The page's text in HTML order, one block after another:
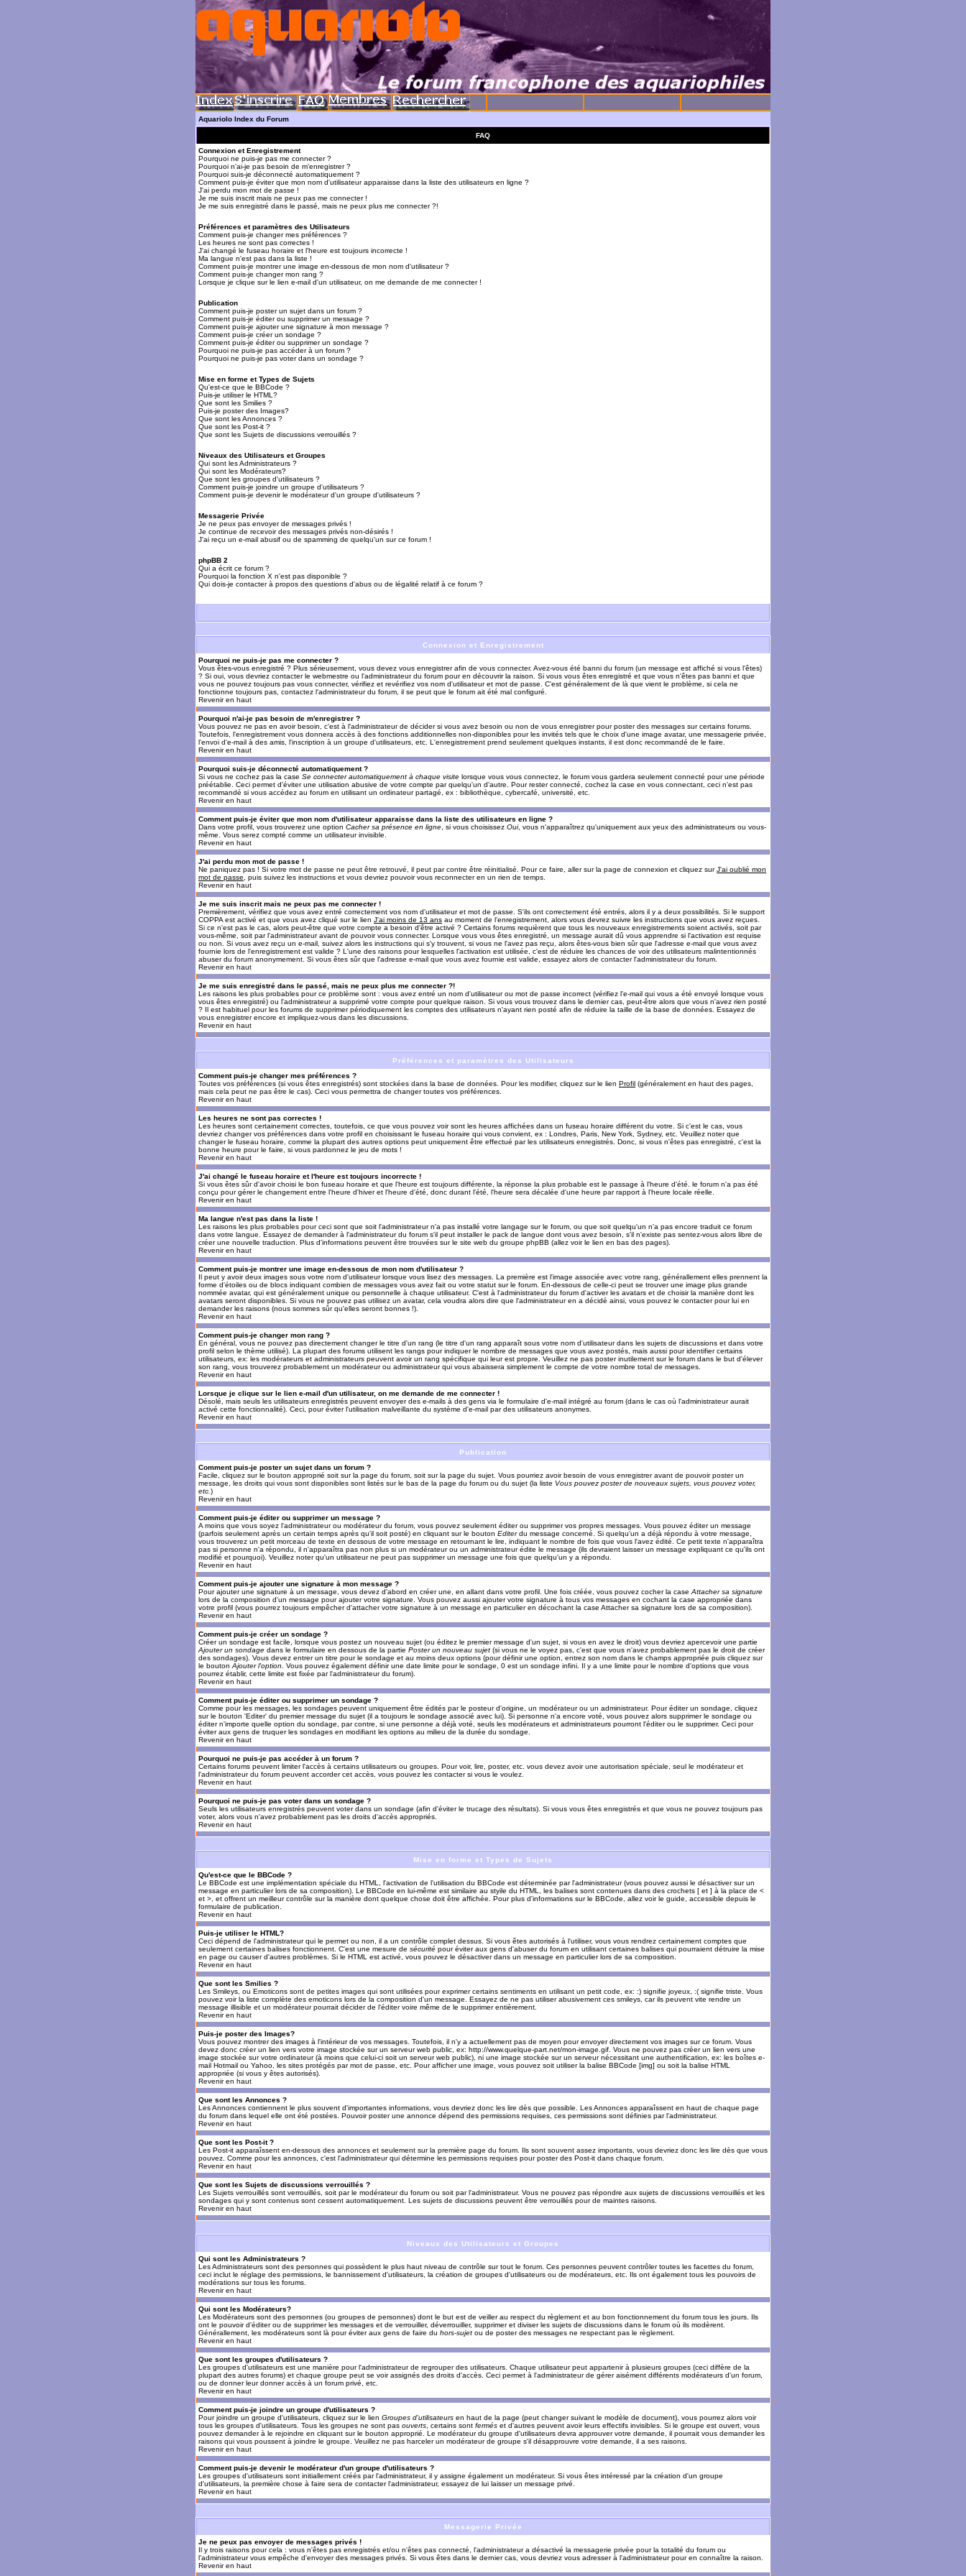
Aquariolo Index du Forum
FAQ
Connexion et Enregistrement
Pourquoi ne puis-je pas me connecter ?
Pourquoi n'ai-je pas besoin de m'enregistrer ?
Pourquoi suis-je déconnecté automatiquement ?
Comment puis-je éviter que mon nom d'utilisateur apparaisse dans la liste des utilisateurs en ligne ?
J'ai perdu mon mot de passe !
Je me suis inscrit mais ne peux pas me connecter !
Je me suis enregistré dans le passé, mais ne peux plus me connecter ?!
Préférences et paramètres des Utilisateurs
Comment puis-je changer mes préférences ?
Les heures ne sont pas correctes !
J'ai changé le fuseau horaire et l'heure est toujours incorrecte !
Ma langue n'est pas dans la liste !
Comment puis-je montrer une image en-dessous de mon nom d'utilisateur ?
Comment puis-je changer mon rang ?
Lorsque je clique sur le lien e-mail d'un utilisateur, on me demande de me connecter !
Publication
Comment puis-je poster un sujet dans un forum ?
Comment puis-je éditer ou supprimer un message ?
Comment puis-je ajouter une signature à mon message ?
Comment puis-je créer un sondage ?
Comment puis-je éditer ou supprimer un sondage ?
Pourquoi ne puis-je pas accéder à un forum ?
Pourquoi ne puis-je pas voter dans un sondage ?
Mise en forme et Types de Sujets
Qu'est-ce que le BBCode ?
Puis-je utiliser le HTML?
Que sont les Smilies ?
Puis-je poster des Images?
Que sont les Annonces ?
Que sont les Post-it ?
Que sont les Sujets de discussions verrouillés ?
Niveaux des Utilisateurs et Groupes
Qui sont les Administrateurs ?
Qui sont les Modérateurs?
Que sont les groupes d'utilisateurs ?
Comment puis-je joindre un groupe d'utilisateurs ?
Comment puis-je devenir le modérateur d'un groupe d'utilisateurs ?
Messagerie Privée
Je ne peux pas envoyer de messages privés !
Je continue de recevoir des messages privés non-désirés !
J'ai reçu un e-mail abusif ou de spamming de quelqu'un sur ce forum !
phpBB 2
Qui a écrit ce forum ?
Pourquoi la fonction X n'est pas disponible ?
Qui dois-je contacter à propos des questions d'abus ou de légalité relatif à ce forum ?
Connexion et Enregistrement
Pourquoi ne puis-je pas me connecter ?
Vous êtes-vous enregistré ? Plus sérieusement, vous devez vous enregistrer afin de vous connecter. Avez-vous été banni du forum (un message est affiché si vous l'êtes)
? Si oui, vous devriez contacter le webmestre ou l'administrateur du forum pour en découvrir la raison. Si vous vous êtes enregistré et que vous n'êtes pas banni et que
vous ne pouvez toujours pas vous connecter, vérifiez et revérifiez vos nom d'utilisateur et mot de passe. C'est généralement de là que vient le problème, si cela ne
fonctionne toujours pas, contactez l'administrateur du forum, il se peut que le forum ait été mal configuré.
Revenir en haut
Pourquoi n'ai-je pas besoin de m'enregistrer ?
Vous pouvez ne pas en avoir besoin, c'est à l'administrateur de décider si vous avez besoin ou non de vous enregistrer pour poster des messages sur certains forums.
Toutefois, l'enregistrement vous donnera accès à des fonctions additionnelles non-disponibles pour les invités tels que le choix d'une image avatar, une messagerie privée,
l'envoi d'e-mail à des amis, l'inscription à un groupe d'utilisateurs, etc. L'enregistrement prend seulement quelques instants, il est donc recommandé de le faire.
Revenir en haut
Pourquoi suis-je déconnecté automatiquement ?
Si vous ne cochez pas la case Se connecter automatiquement à chaque visite lorsque vous vous connectez, le forum vous gardera seulement connecté pour une période
préétablie. Ceci permet d'éviter une utilisation abusive de votre compte par quelqu'un d'autre. Pour rester connecté, cochez la case en vous connectant, ceci n'est pas
recommandé si vous accédez au forum en utilisant un ordinateur partagé, ex : bibliothèque, cybercafé, université, etc.
Revenir en haut
Comment puis-je éviter que mon nom d'utilisateur apparaisse dans la liste des utilisateurs en ligne ?
Dans votre profil, vous trouverez une option Cacher sa présence en ligne , si vous choisissez Oui, vous n'apparaîtrez qu'uniquement aux yeux des administrateurs ou vous-
même. Vous serez compté comme un utilisateur invisible.
Revenir en haut
J'ai perdu mon mot de passe !
Ne paniquez pas ! Si votre mot de passe ne peut être retrouvé, il peut par contre être réinitialisé. Pour ce faire, aller sur la page de connexion et cliquez surJ'ai oublié mon
mot de passe , puis suivez les instructions et vous devriez pouvoir vous reconnecter en un rien de temps.
Revenir en haut
Je me suis inscrit mais ne peux pas me connecter !
Premièrement, vérifiez que vous avez entré correctement vos nom d'utilisateur et mot de passe. S'ils ont correctement été entrés, alors il y a deux possibilités. Si le support
COPPA est activé et que vous avez cliqué sur le lien J'ai moins de 13 ans au moment de l'enregistrement, alors vous devrez suivre les instructions que vous avez reçues.
Si ce n'est pas le cas, alors peut-être que votre compte a besoin d'être activé ? Certains forums requièrent que tous les nouveaux enregistrements soient activés, soit par
vous-même, soit par l'administrateur avant de pouvoir vous connecter. Lorsque vous vous êtes enregistré, un message aurait dû vous apprendre si l'activation est requise
ou non. Si vous avez reçu un e-mail, suivez alors les instructions qui s'y trouvent, si vous ne l'avez pas reçu, alors êtes-vous bien sûr que l'adresse e-mail que vous avez
fournie lors de l'enregistrement est valide ? L'une des raisons pour lesquelles l'activation est utilisée, c'est de réduire les chances de voir des utilisateurs malintentionnés
abuser du forum anonymement. Si vous êtes sûr que l'adresse e-mail que vous avez fournie est valide, essayez alors de contacter l'administrateur du forum.
Revenir en haut
Je me suis enregistré dans le passé, mais ne peux plus me connecter ?!
Les raisons les plus probables pour ce problème sont : vous avez entré un nom d'utilisateur ou mot de passe incorrect (vérifiez l'e-mail qui vous a été envoyé lorsque vous
vous êtes enregistré) ou l'administrateur a supprimé votre compte pour quelque raison. Si vous vous trouvez dans le dernier cas, peut-être alors que vous n'avez rien posté
? Il est habituel pour les forums de supprimer périodiquement les comptes des utilisateurs n'ayant rien posté afin de réduire la taille de la base de données. Essayez de
vous enregistrer encore et impliquez-vous dans les discussions.
Revenir en haut
Préférences et paramètres des Utilisateurs
Comment puis-je changer mes préférences ?
Toutes vos préférences (si vous êtes enregistrés) sont stockées dans la base de données. Pour les modifier, cliquez sur le lien Profil (généralement en haut des pages,
mais cela peut ne pas être le cas). Ceci vous permettra de changer toutes vos préférences.
Revenir en haut
Les heures ne sont pas correctes !
Les heures sont certainement correctes, toutefois, ce que vous pouvez voir sont les heures affichées dans un fuseau horaire différent du votre. Si c'est le cas, vous
devriez changer vos préférences dans votre profil en choisissant le fuseau horaire qui vous convient, ex : Londres, Paris, New York, Sydney, etc. Veuillez noter que
changer le fuseau horaire, comme la plupart des autres options peut uniquement être effectué par les utilisateurs enregistrés. Donc, si vous n'êtes pas enregistré, c'est la
bonne heure pour le faire, si vous pardonnez le jeu de mots !
Revenir en haut
J'ai changé le fuseau horaire et l'heure est toujours incorrecte !
Si vous êtes sûr d'avoir choisi le bon fuseau horaire et que l'heure est toujours différente, la réponse la plus probable est le passage à l'heure d'été. le forum n'a pas été
conçu pour gérer le changement entre l'heure d'hiver et l'heure d'été, donc durant l'été, l'heure sera décalée d'une heure par rapport à l'heure locale réelle.
Revenir en haut
Ma langue n'est pas dans la liste !
Les raisons les plus probables pour ceci sont que soit l'administrateur n'a pas installé votre langage sur le forum, ou que soit quelqu'un n'a pas encore traduit ce forum
dans votre langue. Essayez de demander à l'administrateur du forum s'il peut installer le pack de langue dont vous avez besoin, s'il n'existe pas sentez-vous alors libre de
créer une nouvelle traduction. Plus d'informations peuvent être trouvées sur le site web du groupe phpBB (allez voir le lien en bas des pages).
Revenir en haut
Comment puis-je montrer une image en-dessous de mon nom d'utilisateur ?
Il peut y avoir deux images sous votre nom d'utilisateur lorsque vous lisez des messages. La première est l'image associée avec votre rang, générallement elles prennent la
forme d'étoiles ou de blocs indiquant combien de messages vous avez fait ou votre statut sur le forum. En-dessous de celle-ci peut se trouver une image plus grande
nommée avatar, qui est généralement unique ou personnelle à chaque utilisateur. C'est à l'administrateur du forum d'activer les avatars et de choisir la manière dont les
avatars seront disponibles. Si vous ne pouvez pas utilisez un avatar, cela voudra alors dire que l'administrateur en a décidé ainsi, vous pouvez le contacter pour lui en
demander les raisons (nous sommes sûr qu'elles seront bonnes !).
Revenir en haut
Comment puis-je changer mon rang ?
En général, vous ne pouvez pas directement changer le titre d'un rang (le titre d'un rang apparaît sous votre nom d'utilisateur dans les sujets de discussions et dans votre
profil selon le thème utilisé). La plupart des forums utilisent les rangs pour indiquer le nombre de messages que vous avez postés, mais aussi pour identifier certains
utilisateurs, ex: les modérateurs et administrateurs peuvent avoir un rang spécifique qui leur est propre. Veuillez ne pas poster inutilement sur le forum dans le but d'élever
son rang, vous trouverez probablement un modérateur ou administrateur qui vous abaissera simplement le compte de votre nombre total de messages.
Revenir en haut
Lorsque je clique sur le lien e-mail d'un utilisateur, on me demande de me connecter !
Désolé, mais seuls les utilisateurs enregistrés peuvent envoyer des e-mails à des gens via le formulaire d'e-mail intégré au forum (dans le cas où l'administrateur aurait
activé cette fonctionnalité). Ceci, pour éviter l'utilisation malveillante du système d'e-mail par des utilisateurs anonymes.
Revenir en haut
Publication
Comment puis-je poster un sujet dans un forum ?
Facile, cliquez sur le bouton approprié soit sur la page du forum, soit sur la page du sujet. Vous pourriez avoir besoin de vous enregistrer avant de pouvoir poster un
message, les droits qui vous sont disponibles sont listés sur le bas de la page du forum ou du sujet (la liste Vous pouvez poster de nouveaux sujets, vous pouvez voter,
etc. )
Revenir en haut
Comment puis-je éditer ou supprimer un message ?
A moins que vous soyez l'administrateur ou modérateur du forum, vous pouvez seulement éditer ou supprimer vos propres messages. Vous pouvez éditer un message
(parfois seulement après un certain temps après qu'il soit posté) en cliquant sur le bouton Editerdu message concerné. Si quelqu'un a déjà répondu à votre message,
vous trouverez un petit morceau de texte en dessous de votre message en retournant le lire, indiquant le nombre de fois que vous l'avez édité. Ce petit texte n'apparaîtra
pas si personne n'a répondu, il n'apparaîtra pas non plus si un modérateur ou un administrateur édite le message (ils devraient laisser un message expliquant ce qu'ils ont
modifié et pourquoi). Veuillez noter qu'un utilisateur ne peut pas supprimer un message une fois que quelqu'un y a répondu.
Revenir en haut
Comment puis-je ajouter une signature à mon message ?
Pour ajouter une signature à un message, vous devez d'abord en créer une, en allant dans votre profil. Une fois créée, vous pouvez cocher la case Attacher sa signature
lors de la composition d'un message pour ajouter votre signature. Vous pouvez aussi ajouter votre signature à tous vos messages en cochant la case appropriée dans
votre profil (vous pourrez toujours empêcher d'attacher votre signature à un message en particulier en décochant la case Attacher sa signature lors de sa composition).
Revenir en haut
Comment puis-je créer un sondage ?
Créer un sondage est facile, lorsque vous postez un nouveau sujet (ou éditez le premier message d'un sujet, si vous en avez le droit) vous devriez apercevoir une partie
Ajouter un sondage dans le formulaire en dessous de la partie Poster un nouveau sujet (si vous ne le voyez pas, c'est que vous n'avez probablement pas le droit de créer
des sondages). Vous devez entrer un titre pour le sondage et au moins deux options (pour définir une option, entrez son nom dans le champs appropriée puis cliquez sur
le bouton Ajouter l'option . Vous pouvez également définir une date limite pour le sondage, 0 est un sondage infini. Il y a une limite pour le nombre d'options que vous
pourrez établir, cette limite est fixée par l'administrateur du forum).
Revenir en haut
Comment puis-je éditer ou supprimer un sondage ?
Comme pour les messages, les sondages peuvent uniquement être édités par le posteur d'origine, un modérateur ou un administrateur. Pour éditer un sondage, cliquez
sur le bouton 'Editer' du premier message du sujet (il a toujours le sondage associé avec lui). Si personne n'a encore voté, vous pouvez alors supprimer le sondage ou
éditer n'importe quelle option du sondage, par contre, si une personne a déjà voté, seuls les modérateurs et administrateurs pourront l'éditer ou le supprimer. Ceci pour
éviter aux gens de truquer les sondages en modifiant les options au milieu de la durée du sondage.
Revenir en haut
Pourquoi ne puis-je pas accéder à un forum ?
Certains forums peuvent limiter l'accès à certains utilisateurs ou groupes. Pour voir, lire, poster, etc. vous devez avoir une autorisation spéciale, seul le modérateur et
l'administrateur du forum peuvent accorder cet accès, vous pouvez les contacter si vous le voulez.
Revenir en haut
Pourquoi ne puis-je pas voter dans un sondage ?
Seuls les utilisateurs enregistrés peuvent voter dans un sondage (afin d'éviter le trucage des résultats). Si vous vous êtes enregistrés et que vous ne pouvez toujours pas
voter, alors vous n'avez probablement pas les droits d'accès appropriés.
Revenir en haut
Mise en forme et Types de Sujets
Qu'est-ce que le BBCode ?
Le BBCode est une implémentation spéciale du HTML, l'activation de l'utilisation du BBCode est déterminée par l'administrateur (vous pouvez aussi le désactiver sur un
message en particulier lors de sa composition). Le BBCode en lui-même est similaire au styile du HTML, les balises sont contenues dans des crochets [ et ] à la place de <
et >, et offrent un meilleur contrôle sur la manière dont quelque chose doit être affichée. Pour plus d'informations sur le BBCode, allez voir le guide, accessible depuis le
formulaire de publication.
Revenir en haut
Puis-je utiliser le HTML?
Ceci dépend de l'administrateur qui le permet ou non, il a un contrôle complet dessus. Si vous êtes autorisés à l'utiliser, vous vous rendrez certainement comptes que
seulement certaines balises fonctionnent. C'est une mesure de sécurité pour éviter aux gens d'abuser du forum en utilisant certaines balises qui pourraient détruire la mise
en page ou causer d'autres problèmes. Si le HTML est activé, vous pouvez le désactiver dans un message en particulier lors de sa composition.
Revenir en haut
Que sont les Smilies ?
Les Smileys, ou Emoticons sont de petites images qui sont utilisées pour exprimer certains sentiments en utilisant un petit code, ex: :) signifie joyeux, :( signifie triste. Vous
pouvez voir la liste complète des emoticons lors de la composition d'un message. Essayez de ne pas utiliser abusivement ces smileys, car ils peuvent vite rendre un
message illisible et un modérateur pourrait décider de l'éditer voire même de le supprimer entièrement.
Revenir en haut
Puis-je poster des Images?
Vous pouvez montrer des images à l'intérieur de vos messages. Toutefois, il n'y a actuellement pas de moyen pour envoyer directement vos images sur ce forum. Vous
devez donc créer un lien vers votre image stockée sur un serveur web public, ex: http://www.quelque-part.net/mon-image.gif. Vous ne pouvez pas créer un lien vers une
image stockée sur votre ordinateur (à moins que celui-ci soit un serveur web public), ni une image stockée sur un serveur nécessitant une authentification, ex: les boîtes e-
mail Hotmail ou Yahoo, les sites protégés par mot de passe, etc. Pour afficher une image, vous pouvez soit utiliser la balise BBCode [img] ou soit la balise HTML
appropriée (si vous y êtes autorisés).
Revenir en haut
Que sont les Annonces ?
Les Annonces contiennent le plus souvent d'importantes informations, vous devriez donc les lire dès que possible. Les Annonces apparaîssent en haut de chaque page
du forum dans lequel elle ont été postées. Pouvoir poster une annonce dépend des permissions requises, ces permissions sont définies par l'administrateur.
Revenir en haut
Que sont les Post-it ?
Les Post-it apparaîssent en-dessous des annonces et seulement sur la première page du forum. Ils sont souvent assez importants, vous devriez donc les lire dès que vous
pouvez. Comme pour les annonces, c'est l'administrateur qui détermine les permissions requises pour poster des Post-it dans chaque forum.
Revenir en haut
Que sont les Sujets de discussions verrouillés ?
Les Sujets verrouillés sont verrouillés, soit par le modérateur du forum ou soit par l'administrateur. Vous ne pouvez pas répondre aux sujets de discussions verrouillés et les
sondages qui y sont contenus sont cessent automatiquement. Les sujets de discussions peuvent être verrouillés pour de maintes raisons.
Revenir en haut
Niveaux des Utilisateurs et Groupes
Qui sont les Administrateurs ?
Les Administrateurs sont des personnes qui possèdent le plus haut niveau de contrôle sur tout le forum. Ces personnes peuvent contrôler toutes les facettes du forum,
ceci inclut le réglage des permissions, le bannissement d'utilisateurs, la création de groupes d'utilisateurs ou de modérateurs, etc. Ils ont également tous les pouvoirs de
modérations sur tous les forums.
Revenir en haut
Qui sont les Modérateurs?
Les Modérateurs sont des personnes (ou groupes de personnes) dont le but est de veiller au respect du règlement et au bon fonctionnement du forum tous les jours. Ils
ont le pouvoir d'éditer ou de supprimer les messages et de verrouiller, déverrouiller, supprimer et diviser les sujets de discussions dans le forum où ils modèrent.
Générallement, les modérateurs sont là pour éviter aux gens de faire du hors-sujet ou de poster des messages ne respectant pas le règlement.
Revenir en haut
Que sont les groupes d'utilisateurs ?
Les groupes d'utilisateurs est une manière pour l'administrateur de regrouper des utilisateurs. Chaque utilisateur peut appartenir à plusieurs groupes (ceci diffère de la
plupart des autres forums) et chaque groupe peut se voir assignés des droits d'accès. Ceci permet à l'administrateur de gérer aisément différents modérateurs d'un forum,
ou de donner leur donner accès à un forum privé, etc.
Revenir en haut
Comment puis-je joindre un groupe d'utilisateurs ?
Pour joindre un groupe d'utilisateurs, cliquez sur le lien Groupes d'utilisateurs en haut de la page (peut changer suivant le modèle de document), vous pourrez alors voir
tous les groupes d'utilisateurs. Tous les groupes ne sont pas ouverts , certains sont fermés et d'autres peuvent avoir leurs effectifs invisibles. Si le groupe est ouvert, vous
pouvez demander à le rejoindre en cliquant sur le bouton approprié. Le modérateur du groupe d'utilisateurs devra approuver votre demande, il pourrait vous demander les
raisons qui vous poussent à joindre le groupe. Veuillez ne pas harceler un modérateur de groupe s'il désapprouvre votre demande, il a ses raisons.
Revenir en haut
Comment puis-je devenir le modérateur d'un groupe d'utilisateurs ?
Les groupes d'utilisateurs sont initiallement créés par l'administrateur, il y assigne également un modérateur. Si vous êtes intéressé par la création d'un groupe
d'utilisateurs, la première chose à faire sera de contacter l'administrateur, essayez de lui laisser un message privé.
Revenir en haut
Messagerie Privée
Je ne peux pas envoyer de messages privés !
Il y trois raisons pour cela : vous n'êtes pas enregistrés et/ou n'êtes pas connecté, l'administrateur a désactivé la messagerie privée pour la totalité du forum ou
l'administrateur vous empêche d'envoyer des messages privés. Si vous êtes dans le dernier cas, vous devriez vous adresser à l'administrateur pour en connaître la raison.
Revenir en haut